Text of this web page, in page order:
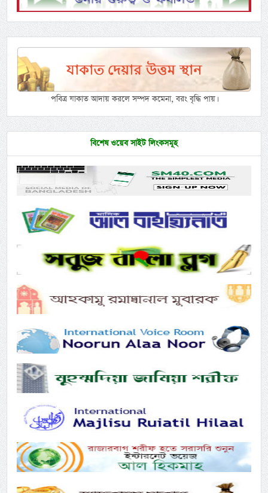
পবিত্র যাকাত আদায় করলে সম্পদ কমেনা, বরং বৃদ্ধি পায়।
বিশেষ ওয়েব সাইট লিংকসমূহ